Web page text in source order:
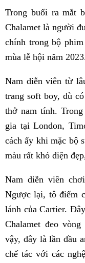
Trong buổi ra mắt
Chalamet là người
chính trong bộ
mùa lễ hội năm
Nam diễn viên từ
trang soft boy, dù
thở nam tính.
gia tại London,
cách ấy khi mặc bộ
màu rất khó diện
Nam diễn viên
Ngược lại, tô điểm
lánh của Cartier.
Chalamet đeo
vậy, đây là lần đầu
chế tác với các